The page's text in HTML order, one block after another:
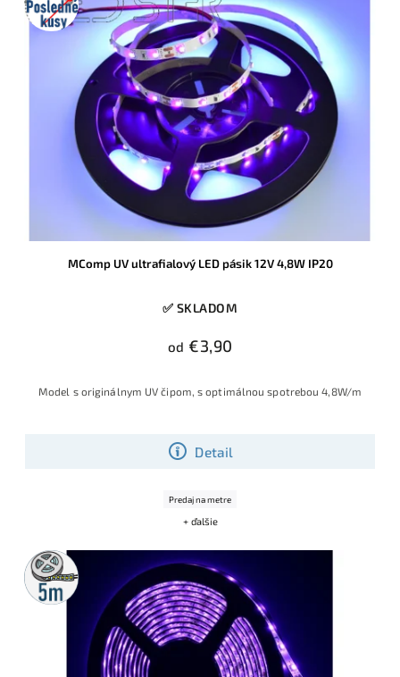
MComp UV ultrafialový LED pásik 12V 4,8W IP20
✅ SKLADOM
od €3,90
Detail
Model s originálnym UV čipom, s optimálnou spotrebou 4,8W/m
Predaj na metre
+ ďalšie
5m
rolka